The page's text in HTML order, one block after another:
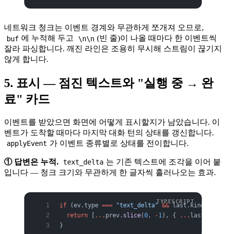
네트워크 청크는 이벤트 경계와 무관하게 쪼개져 오므로,
buf 에 누적해 두고 \n\n (빈 줄)이 나올 때마다 한 이벤트씩
잘라 파싱합니다. 깨진 라인은 조용히 무시해 스트림이 끊기지
않게 합니다.
5. 표시 — 점진 텍스트와 "실행 중 → 완
료" 카드
이벤트를 받았으면 화면에 어떻게 표시할지가 남았습니다. 이
벤트가 도착할 때마다 마지막 대화 턴의 상태를 갱신합니다.
applyEvent 가 이벤트 종류별로 상태를 전이합니다.
① 답변은 누적. text_delta 는 기존 텍스트에 조각을 이어 붙
입니다 — 청크 크기와 무관하게 한 글자씩 흘러나오는 효과.
if (ev.type === "text_delta" && last.kind
  return
... prev. slice(0, -1), { ... last,
}